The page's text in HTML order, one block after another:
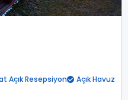
Açık Resepsiyon
Açık Havuz